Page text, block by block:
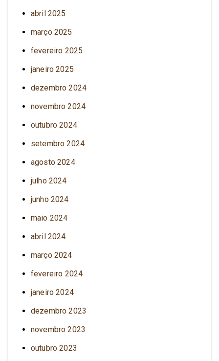
abril 2025
março 2025
fevereiro 2025
janeiro 2025
dezembro 2024
novembro 2024
outubro 2024
setembro 2024
agosto 2024
julho 2024
junho 2024
maio 2024
abril 2024
março 2024
fevereiro 2024
janeiro 2024
dezembro 2023
novembro 2023
outubro 2023